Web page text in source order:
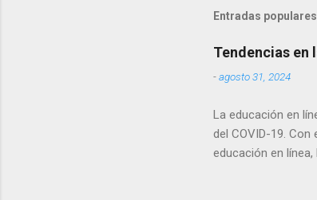
Entradas
Tendencias en
-agosto 31, 2024
La educación en
del COVID-19.
educación en
forma en que